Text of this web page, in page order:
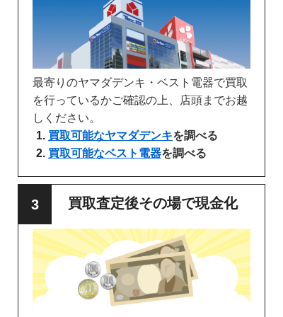
最寄りのヤマダデンキ・ベスト電器で買取
を行っているかご確認の上、店頭までお越
しください。
買取可能なヤマダデンキを調べる
買取可能なベスト電器を調べる
買取査定後その場で現金化